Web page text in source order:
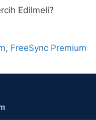
Edilmeli?
, FreeSync Premium